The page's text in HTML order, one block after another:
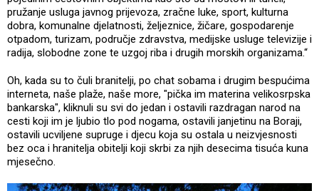
pružanje usluga javnog prijevoza, zračne luke, sport, kulturna
dobra, komunalne djelatnosti, željeznice, žičare, gospodarenje
otpadom, turizam, područje zdravstva, medijske usluge televizije i
radija, slobodne zone te uzgoj riba i drugih morskih organizama.“
Oh, kada su to čuli branitelji, po chat sobama i drugim bespućima
interneta, naše plaže, naše more, "pička im materina velikosrpska
bankarska", kliknuli su svi do jedan i ostavili razdragan narod na
cesti koji im je ljubio tlo pod nogama, ostavili janjetinu na Boraji,
ostavili ucviljene supruge i djecu koja su ostala u neizvjesnosti
bez oca i hranitelja obitelji koji skrbi za njih desecima tisuća kuna
mjesečno.